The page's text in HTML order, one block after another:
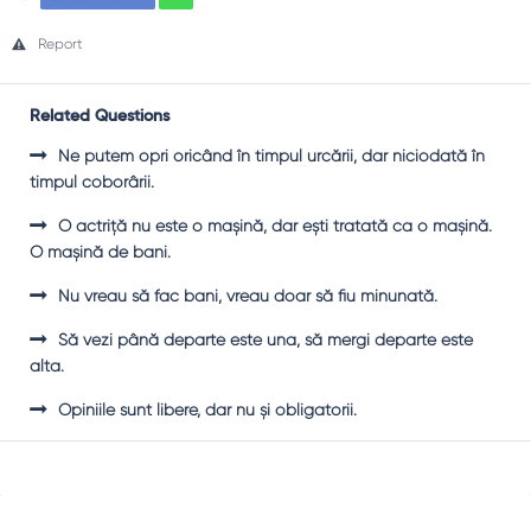
Report
Related Questions
Ne putem opri oricând în timpul urcării, dar niciodată în
timpul coborârii.
O actriţă nu este o maşină, dar eşti tratată ca o maşină.
O maşină de bani.
Nu vreau să fac bani, vreau doar să fiu minunată.
Să vezi până departe este una, să mergi departe este
alta.
Opiniile sunt libere, dar nu şi obligatorii.